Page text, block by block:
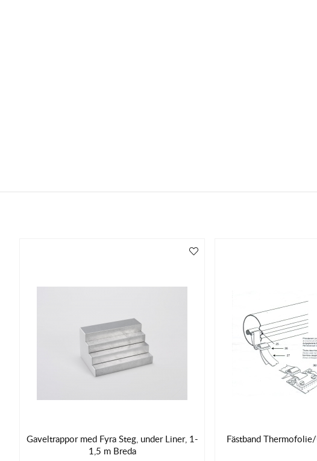
Gaveltrappor med Fyra Steg, under Liner, 1-
1,5 m Breda
Fästband